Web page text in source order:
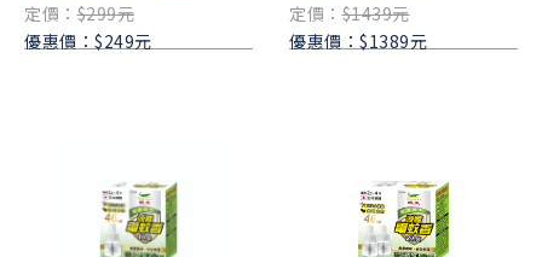
定價：$299元
優惠價：$249元
定價：$1439元
優惠價：$1389元